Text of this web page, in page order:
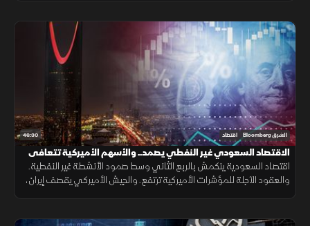
46:30 الشرق Bloomberg اقتصاد
الاقتصاد السعودي غير النفطي يصمد.. والأسهم الأميركية تتعافى
اقتصاد السعودية ينكمش بالربع الثاني وسط صمود الأنشطة غير النفطية.
والعقود الآجلة للمؤشرات الأميركية ترتفع. والجيش الأميركي يقصف إيران،